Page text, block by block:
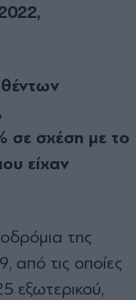
σε σχέση με το
είχαν
της
από τις οποίες
εξωτερικού,